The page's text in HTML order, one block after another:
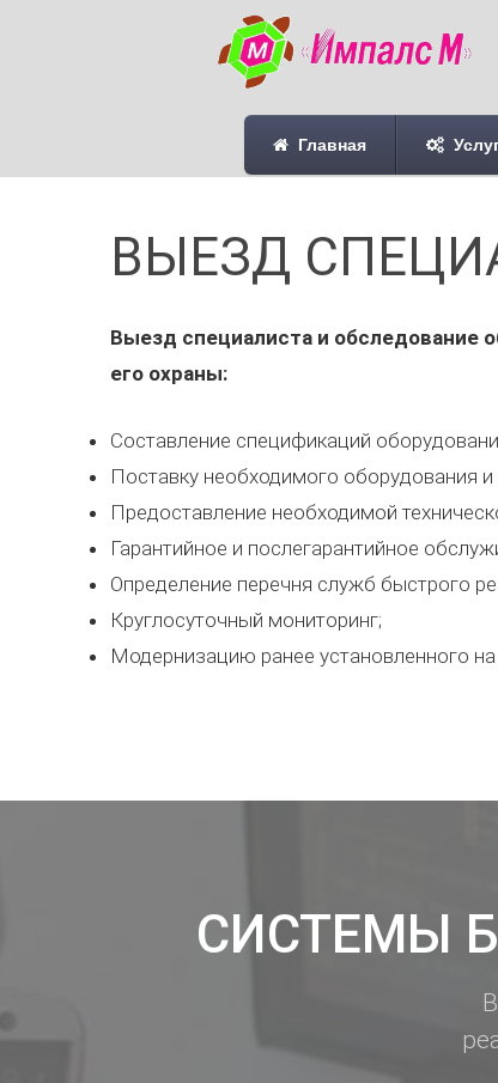
Главная
ВЫЕЗД
Выезд специалиста и обследование
его охраны:
Составление спецификаций
Поставку необходимого оборудования
Предоставление необходимой
Гарантийное и послегарантийное
Определение перечня служб быстрого
Круглосуточный мониторинг;
Модернизацию ранее установленного
СИСТЕМЫ